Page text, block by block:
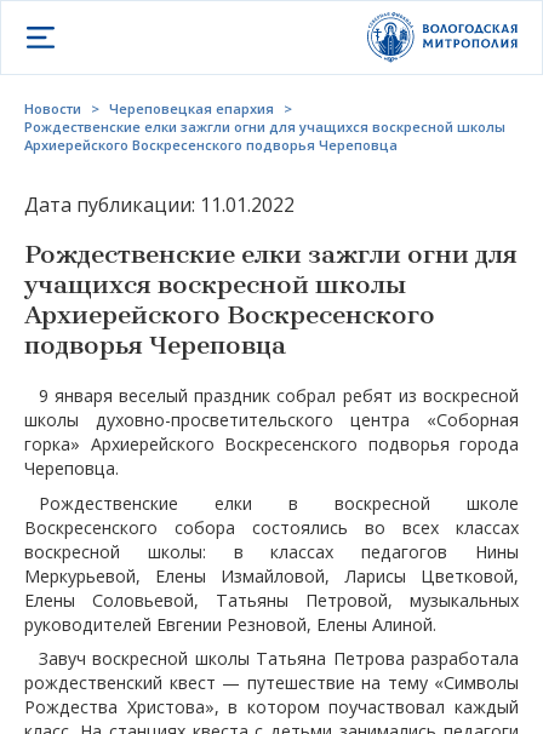
Открыть меню
Новости > Череповецкая епархия
>
Рождественские елки зажгли огни для учащихся воскресной школы
Архиерейского Воскресенского подворья Череповца
Дата публикации: 11.01.2022
Рождественские елки зажгли огни для
учащихся воскресной школы
Архиерейского Воскресенского
подворья Череповца
9 января веселый праздник собрал ребят из воскресной
школы духовно-просветительского центра «Соборная
горка» Архиерейского Воскресенского подворья города
Череповца.
Рождественские елки в воскресной школе
Воскресенского собора состоялись во всех классах
воскресной школы: в классах педагогов Нины
Меркурьевой, Елены Измайловой, Ларисы Цветковой,
Елены Соловьевой, Татьяны Петровой, музыкальных
руководителей Евгении Резновой, Елены Алиной.
Завуч воскресной школы Татьяна Петрова разработала
рождественский квест — путешествие на тему «Символы
Рождества Христова», в котором поучаствовал каждый